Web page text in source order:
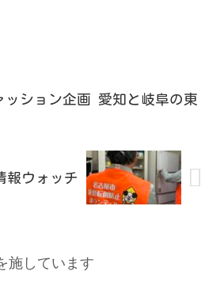
ション企画 愛知と岐阜の東
報ウォッチ
施しています